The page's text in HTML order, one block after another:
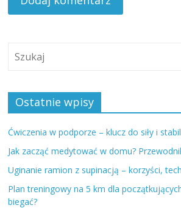
Ostatnie wpisy
Ćwiczenia w podporze – klucz do siły i
Jak zacząć medytować w domu?
Uginanie ramion z supinacją – korzyści,
Plan treningowy na 5 km dla
biegać?